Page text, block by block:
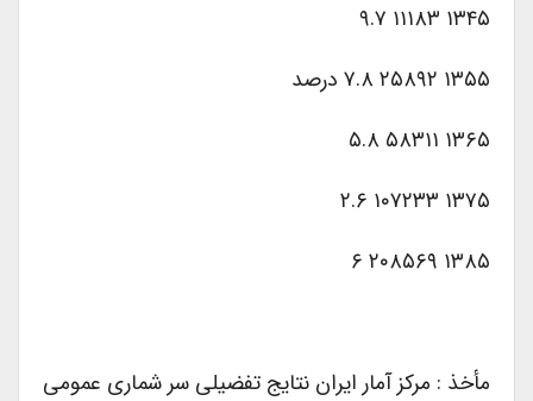
۱۳۴۵ ۱۱۱۸۳ ۹.۷
۱۳۵۵ ۲۵۸۹۲ ۷.۸ درصد
۱۳۶۵ ۵۸۳۱۱ ۵.۸
۱۳۷۵ ۱۰۷۲۳۳ ۲.۶
۱۳۸۵ ۲۰۸۵۶۹ ۶
مأخذ : مرکز آمار ایران نتایج تفضیلی سر شماری عمومی